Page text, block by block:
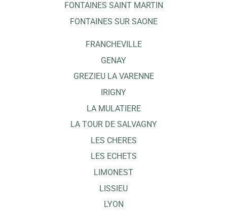
FONTAINES SAINT MARTIN
FONTAINES SUR SAONE
FRANCHEVILLE
GENAY
GREZIEU LA VARENNE
IRIGNY
LA MULATIERE
LA TOUR DE SALVAGNY
LES CHERES
LES ECHETS
LIMONEST
LISSIEU
LYON